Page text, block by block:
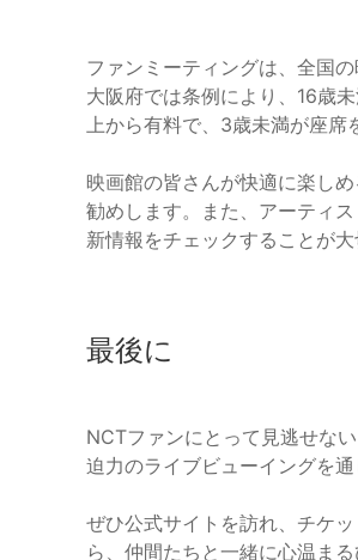
ファンミーティングは、全国
大阪府では条例により、16歳
上から有料で、3歳未満が座席
映画館の皆さんが快適に楽し
勧めします。また、アーティ
新情報をチェックすることが大
最後に
NCTファンにとって見逃せな
迫力のライブビューイングを
ぜひ公式サイトを訪れ、チケ
ら、仲間たちと一緒に心温ま